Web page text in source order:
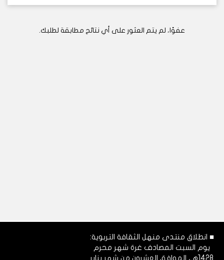
عفوًا، لم يتم العثور على أي نتائج مطابقة لطلبك.
■ انطلاق منتدى منهل الثقافة التربوية:
يوم السبت المصادف غرة شهر محرم
1428هـ، الموافق العشرون من شهر يناير